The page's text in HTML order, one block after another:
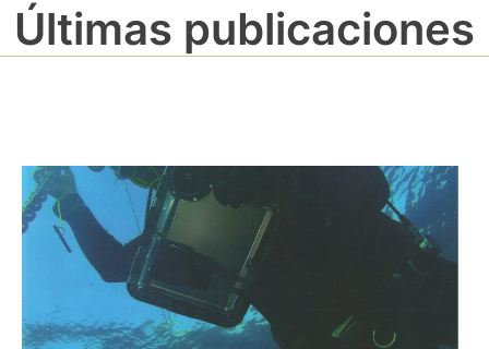
Últimas publicaciones